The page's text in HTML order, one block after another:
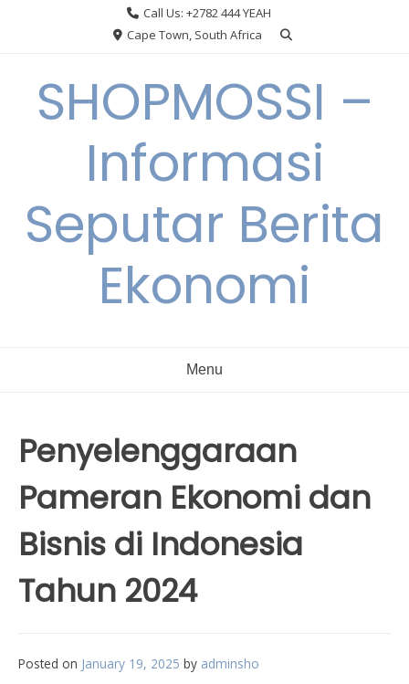
Call Us: +2782 444 YEAH
Cape Town, South Africa
SHOPMOSSI –
Informasi
Seputar Berita
Ekonomi
Menu
Penyelenggaraan
Pameran Ekonomi dan
Bisnis di Indonesia
Tahun 2024
Posted on January 19, 2025 by adminsho